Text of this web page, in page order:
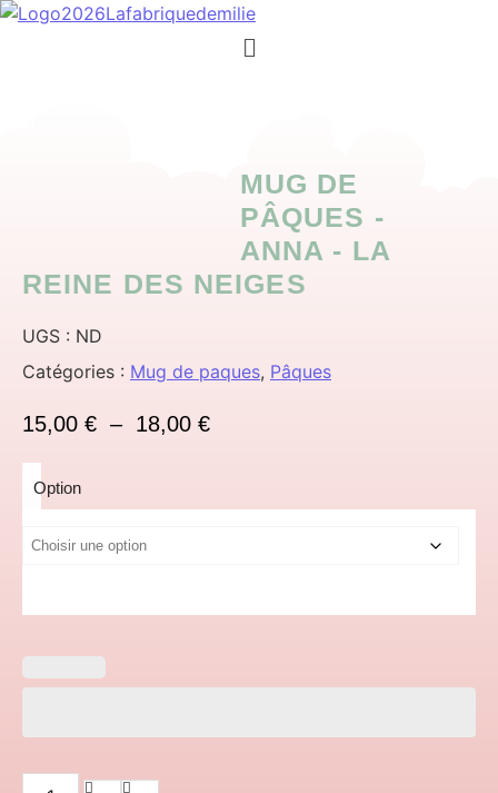
Menu
MUG DE
PÂQUES -
ANNA - LA
REINE DES NEIGES
UGS : ND
Catégories : Mug de paques, Pâques
15,00 € – 18,00 €Plage de prix : 15,00 € à
Option
quantité de Mug de Pâques - Anna - La reine des neiges